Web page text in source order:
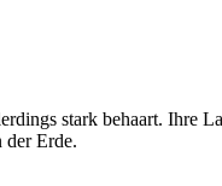
stark behaart. Ihre
der Erde.